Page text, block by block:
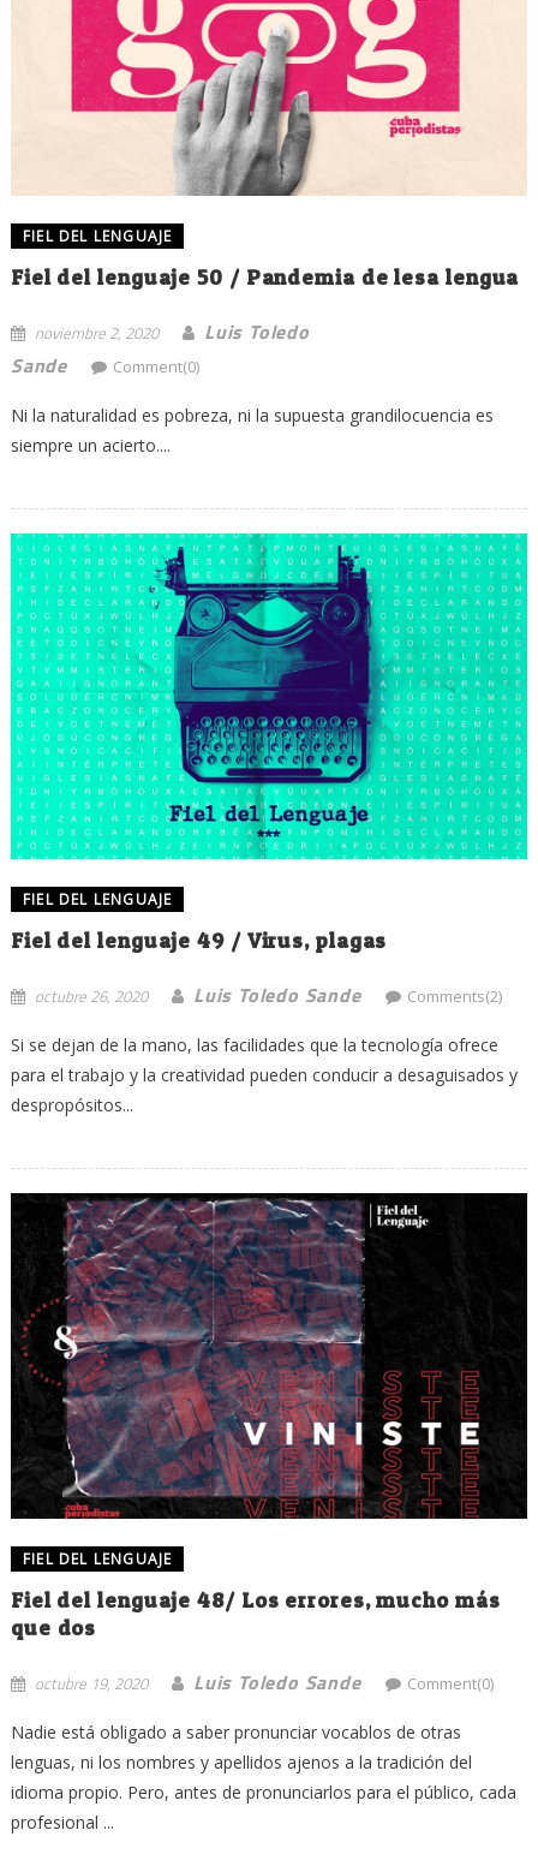
FIEL DEL LENGUAJE
Fiel del lenguaje 50 / Pandemia de lesa lengua
noviembre 2, 2020
Luis Toledo
Sande
Comment(0)
Ni la naturalidad es pobreza, ni la supuesta grandilocuencia es
siempre un acierto....
FIEL DEL LENGUAJE
Fiel del lenguaje 49 / Virus, plagas
octubre 26, 2020 Luis Toledo Sande Comments(2)
Si se dejan de la mano, las facilidades que la tecnología ofrece
para el trabajo y la creatividad pueden conducir a desaguisados y
despropósitos...
FIEL DEL LENGUAJE
Fiel del lenguaje 48/ Los errores, mucho más
que dos
octubre 19, 2020 Luis Toledo Sande Comment(0)
Nadie está obligado a saber pronunciar vocablos de otras
lenguas, ni los nombres y apellidos ajenos a la tradición del
idioma propio. Pero, antes de pronunciarlos para el público, cada
profesional ...